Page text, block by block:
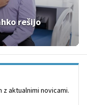
rešijo
z aktualnimi novicami.